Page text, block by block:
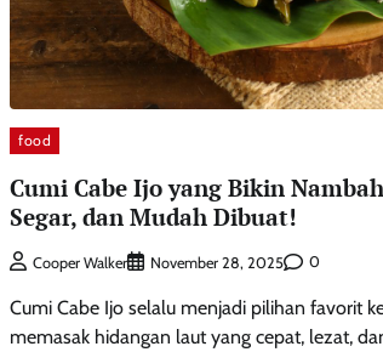
food
Cumi Cabe Ijo yang Bikin
Segar, dan Mudah Dibuat!
Cooper Walker November 28, 2025 0
Cumi Cabe Ijo selalu menjadi pilihan favorit
memasak hidangan laut yang cepat, lezat,